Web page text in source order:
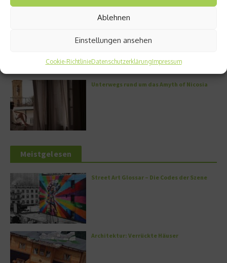
Ablehnen
Einstellungen ansehen
Cookie-RichtlinieDatenschutzerklärungImpressum
Unterwegs rund um das Amyth of Nicosia
Meistgelesen
Street Art Glossar – Die Codes der Szene
Architektur: Verrückte Häuser